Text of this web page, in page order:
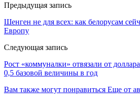
Предыдущая запись
Шенген не для всех: как белорусам
Европу
Следующая запись
Рост «коммуналки» отвязали от
0,5 базовой величины в год
Вам также могут понравиться Еще от